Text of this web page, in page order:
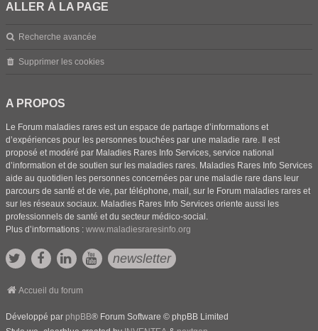
ALLER À LA PAGE
Recherche avancée
Supprimer les cookies
A PROPOS
Le Forum maladies rares est un espace de partage d’informations et
d’expériences pour les personnes touchées par une maladie rare. Il est
proposé et modéré par Maladies Rares Info Services, service national
d’information et de soutien sur les maladies rares. Maladies Rares Info Services
aide au quotidien les personnes concernées par une maladie rare dans leur
parcours de santé et de vie, par téléphone, mail, sur le Forum maladies rares et
sur les réseaux sociaux. Maladies Rares Info Services oriente aussi les
professionnels de santé et du secteur médico-social.
Plus d’informations : www.maladiesraresinfo.org
newsletter
Accueil du forum
Développé par phpBB® Forum Software © phpBB Limited